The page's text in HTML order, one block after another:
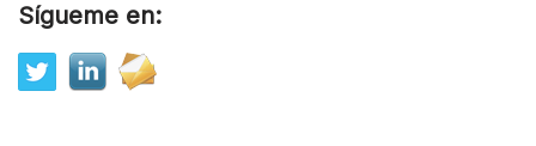
Sígueme en: